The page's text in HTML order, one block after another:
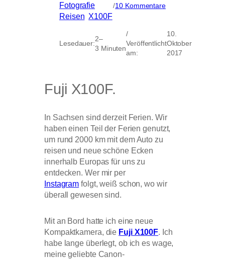
Fotografie
Reisen X100F
/10 Kommentarezu
mit
einer
neuen
Lesedauer:
2–
3 Minuten
/
Veröffentlicht
am:
10.
Oktober
2017
Fuji X100F.
In Sachsen sind derzeit Ferien. Wir
haben einen Teil der Ferien genutzt,
um rund 2000 km mit dem Auto zu
reisen und neue schöne Ecken
innerhalb Europas für uns zu
entdecken. Wer mir per
Instagram folgt, weiß schon, wo wir
überall gewesen sind.
Mit an Bord hatte ich eine neue
Kompaktkamera, die Fuji X100F. Ich
habe lange überlegt, ob ich es wage,
meine geliebte Canon-